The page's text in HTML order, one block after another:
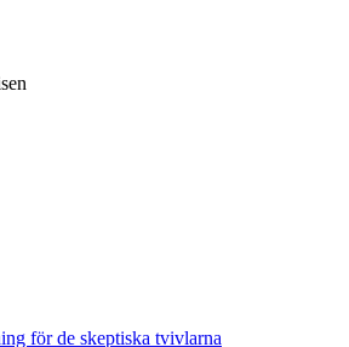
för de skeptiska tvivlarna